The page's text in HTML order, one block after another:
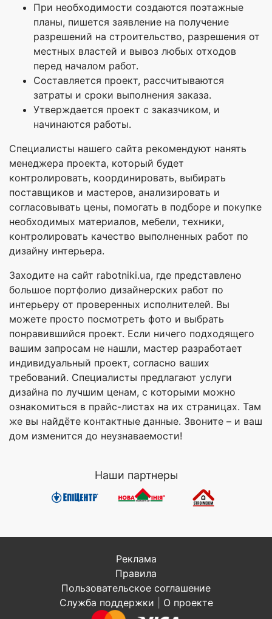
При необходимости создаются поэтажные
планы, пишется заявление на получение
разрешений на строительство, разрешения от
местных властей и вывоз любых отходов
перед началом работ.
Составляется проект, рассчитываются
затраты и сроки выполнения заказа.
Утверждается проект с заказчиком, и
начинаются работы.
Специалисты нашего сайта рекомендуют нанять
менеджера проекта, который будет
контролировать, координировать, выбирать
поставщиков и мастеров, анализировать и
согласовывать цены, помогать в подборе и покупке
необходимых материалов, мебели, техники,
контролировать качество выполненных работ по
дизайну интерьера.
Заходите на сайт rabotniki.ua, где представлено
большое портфолио дизайнерских работ по
интерьеру от проверенных исполнителей. Вы
можете просто посмотреть фото и выбрать
понравившийся проект. Если ничего подходящего
вашим запросам не нашли, мастер разработает
индивидуальный проект, согласно ваших
требований. Специалисты предлагают услуги
дизайна по лучшим ценам, с которыми можно
ознакомиться в прайс-листах на их страницах. Там
же вы найдёте контактные данные. Звоните – и ваш
дом изменится до неузнаваемости!
Наши партнеры
Реклама
Правила
Пользовательское соглашение
Служба поддержки
О проекте